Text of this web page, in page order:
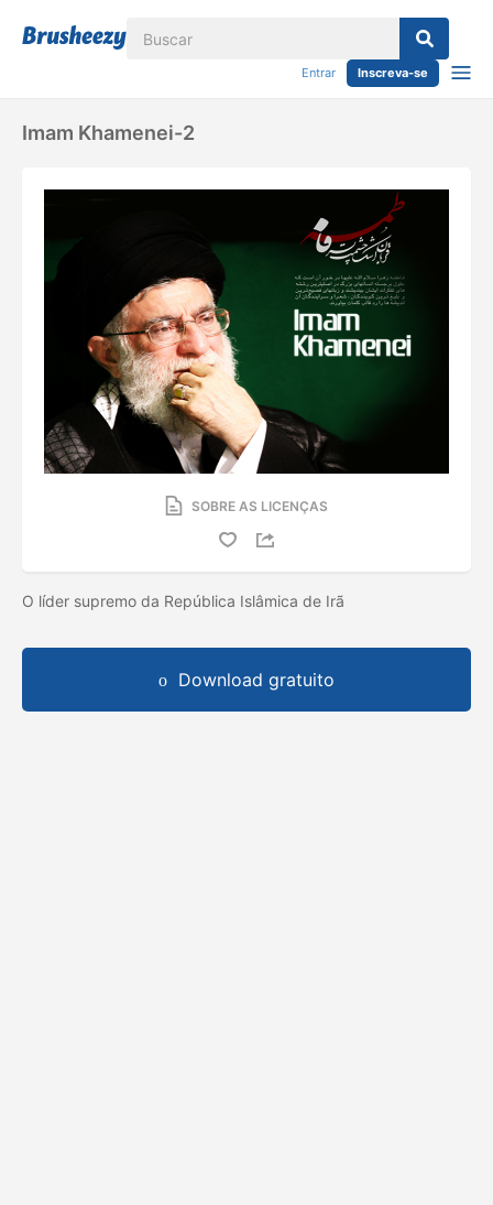
Entrar Inscreva-se
Imam Khamenei-2
SOBRE AS LICENÇAS
O líder supremo da República Islâmica de Irã
Download gratuito